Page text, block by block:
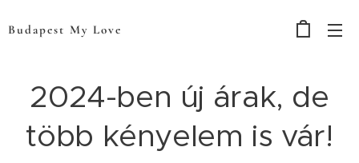
Budapest My Love
2024-ben új árak, de
több kényelem is vár!